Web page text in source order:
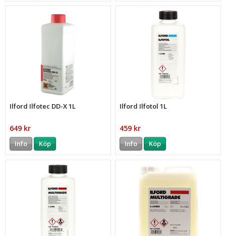
Ilford Ilfotec DD-X 1L
649 kr
Info Köp
Ilford Ilfotol 1L
459 kr
Info Köp